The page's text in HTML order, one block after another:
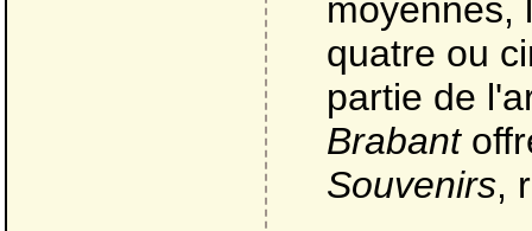
moyennes,
quatre ou
partie de
Brabant
Souvenirs,